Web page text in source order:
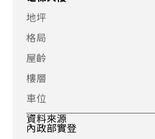
地坪
格局
屋齡
樓層
車位
資料來源
內政部實登